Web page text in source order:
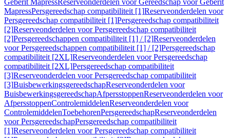
Geberit MapressReserveonderdelen voor Gereedschap voor Geberit
MapressPersgereedschap compatibiliteit [1]Reserveonderdelen voor
Persgereedschap compatibiliteit [1]Persgereedschap compatibiliteit
[2]Reserveonderdelen voor Persgereedschap compatibiliteit
[2]Persgereedschappen compatibiliteit [1] / [2]Reserveonderdelen
voor Persgereedschappen compatibiliteit [1] / [2]Persgereedschap
compatibiliteit [2XL]Reserveonderdelen voor Persgereedschap
compatibiliteit [2XL]Persgereedschap compatibiliteit
[3]Reserveonderdelen voor Persgereedschap compatibiliteit
[3]BuisbewerkingsgereedschapReserveonderdelen voor
BuisbewerkingsgereedschapAfpersstoppenReserveonderdelen voor
AfpersstoppenControlemiddelenReserveonderdelen voor
ControlemiddelenToebehorenPersgereedschapReserveonderdelen
voor PersgereedschapPersgereedschap compatibiliteit
[1]Reserveonderdelen voor Persgereedschap compatibiliteit